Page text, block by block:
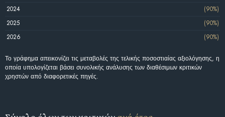
2024
(90%)
2025
(90%)
2026
(90%)
Το γράφημα απεικονίζει τις μεταβολές της τελικής ποσοστιαίας αξιολόγησης, η
οποία υπολογίζεται βάσει συνολικής ανάλυσης των διαθέσιμων κριτικών
χρηστών από διαφορετικές πηγές.